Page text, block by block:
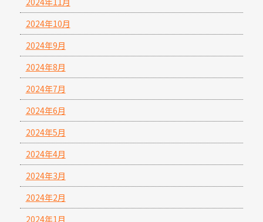
2024年10月
2024年9月
2024年8月
2024年7月
2024年6月
2024年5月
2024年4月
2024年3月
2024年2月
2024年1月